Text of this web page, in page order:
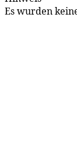
Es wurden